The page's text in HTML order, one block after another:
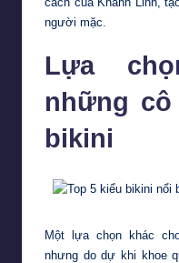
người mặc.
Lựa
những
bikini
Một lựa chọn khác
nhưng do dự khi khoe